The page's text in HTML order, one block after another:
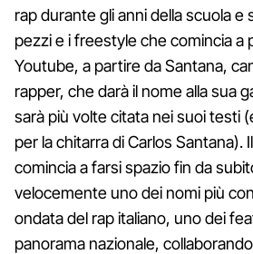
rap durante gli anni della scuola e
pezzi e i freestyle che comincia a
Youtube, a partire da Santana,
rapper, che darà il nome alla sua
sarà più volte citata nei suoi testi
per la chitarra di Carlos Santana).
comincia a farsi spazio fin da
velocemente uno dei nomi più
ondata del rap italiano, uno dei
panorama nazionale,